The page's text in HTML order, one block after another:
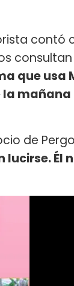
contó
que usa
de
Él